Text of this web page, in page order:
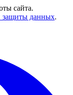
сайта.
защиты данных.